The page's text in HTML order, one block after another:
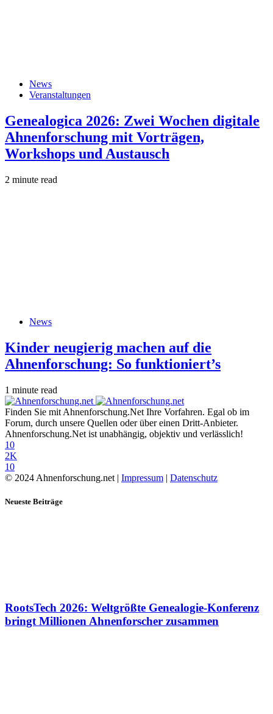
News
Veranstaltungen
Genealogica 2026: Zwei Wochen digitale
Ahnenforschung mit Vorträgen,
Workshops und Austausch
2 minute read
News
Kinder neugierig machen auf die
Ahnenforschung: So funktioniert’s
1 minute read
Finden Sie mit Ahnenforschung.Net Ihre Vorfahren. Egal ob im
Forum, durch unsere Quellen oder über einen Dritt-Anbieter.
Ahnenforschung.Net ist unabhängig, objektiv und verlässlich!
10
2K
10
© 2024 Ahnenforschung.net | Impressum | Datenschutz
Neueste Beiträge
RootsTech 2026: Weltgrößte Genealogie-Konferenz
bringt Millionen Ahnenforscher zusammen